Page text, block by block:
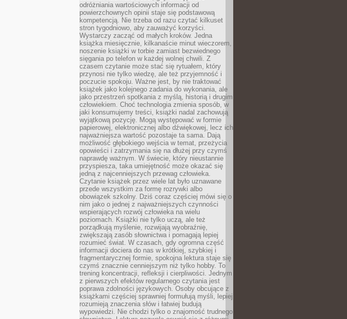
odróżniania wartościowych informacji od
powierzchownych opinii staje się podstawową
kompetencją. Nie trzeba od razu czytać kilkuset
stron tygodniowo, aby zauważyć korzyści.
Wystarczy zacząć od małych kroków. Jedna
książka miesięcznie, kilkanaście minut wieczorem,
noszenie książki w torbie zamiast bezwiednego
sięgania po telefon w każdej wolnej chwili. Z
czasem czytanie może stać się rytuałem, który
przynosi nie tylko wiedzę, ale też przyjemność i
poczucie spokoju. Ważne jest, by nie traktować
książek jako kolejnego zadania do wykonania, ale
jako przestrzeń spotkania z myślą, historią i drugim
człowiekiem. Choć technologia zmienia sposób, w
jaki konsumujemy treści, książki nadal zachowują
wyjątkową pozycję. Mogą występować w formie
papierowej, elektronicznej albo dźwiękowej, lecz ich
najważniejsza wartość pozostaje ta sama. Dają
możliwość głębokiego wejścia w temat, przeżycia
opowieści i zatrzymania się na dłużej przy czymś
naprawdę ważnym. W świecie, który nieustannie
przyspiesza, taka umiejętność może okazać się
jedną z najcenniejszych przewag człowieka.
Czytanie książek przez wiele lat było uznawane
przede wszystkim za formę rozrywki albo
obowiązek szkolny. Dziś coraz częściej mówi się o
nim jako o jednej z najważniejszych czynności
wspierających rozwój człowieka na wielu
poziomach. Książki nie tylko uczą, ale też
porządkują myślenie, rozwijają wyobraźnię,
zwiększają zasób słownictwa i pomagają lepiej
rozumieć świat. W czasach, gdy ogromna część
informacji dociera do nas w krótkiej, szybkiej i
fragmentarycznej formie, spokojna lektura staje się
czymś znacznie cenniejszym niż tylko hobby. To
trening koncentracji, refleksji i cierpliwości. Jednym
z pierwszych efektów regularnego czytania jest
poprawa zdolności językowych. Osoby obcujące z
książkami częściej sprawniej formułują myśli, lepiej
rozumieją znaczenia słów i łatwiej budują
wypowiedzi. Nie chodzi tylko o znajomość trudnego